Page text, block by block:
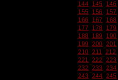
144 145 146
155
156 157
166
167 168
177
178 179
188
189 190
199 200 201
210 211 212
221 222 223
232 233 234
243 244 245